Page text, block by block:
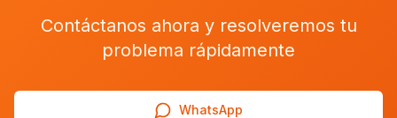
Contáctanos ahora y resolveremos tu
problema rápidamente
WhatsApp